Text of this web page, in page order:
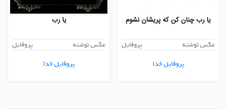
یا رب چنان کن که پریشان نشوم
عکس نوشته
پروفایل
پروفایل خدا
یا رب
عکس نوشته
پروفایل
پروفایل خدا